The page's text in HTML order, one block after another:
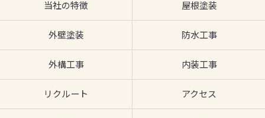
当社の特徴 屋根塗装
外壁塗装 防水工事
外構工事 内装工事
リクルート アクセス